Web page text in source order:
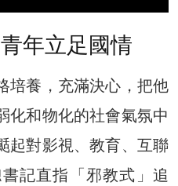
年立足國情
培養，充滿決心，把他
化和物化的社會氣氛中
起對影視、教育、互聯
記直指「邪教式」追